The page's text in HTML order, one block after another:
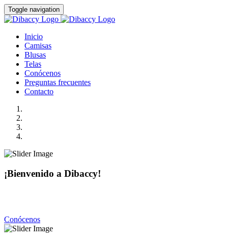
Toggle navigation
Inicio
Camisas
Blusas
Telas
Conócenos
Preguntas frecuentes
Contacto
¡Bienvenido a Dibaccy!
Conócenos